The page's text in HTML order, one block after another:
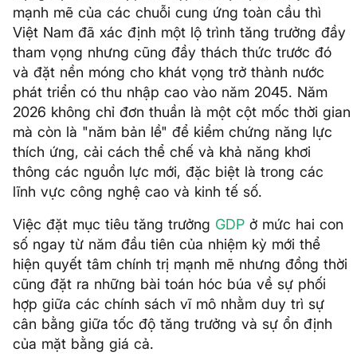
mạnh mẽ của các chuỗi cung ứng toàn cầu thì
Việt Nam đã xác định một lộ trình tăng trưởng đầy
tham vọng nhưng cũng đầy thách thức trước đó
và đặt nền móng cho khát vọng trở thành nước
phát triển có thu nhập cao vào năm 2045. Năm
2026 không chỉ đơn thuần là một cột mốc thời gian
mà còn là "năm bản lề" để kiểm chứng năng lực
thích ứng, cải cách thể chế và khả năng khơi
thông các nguồn lực mới, đặc biệt là trong các
lĩnh vực công nghệ cao và kinh tế số.
Việc đặt mục tiêu tăng trưởng GDP ở mức hai con
số ngay từ năm đầu tiên của nhiệm kỳ mới thể
hiện quyết tâm chính trị mạnh mẽ nhưng đồng thời
cũng đặt ra những bài toán hóc búa về sự phối
hợp giữa các chính sách vĩ mô nhằm duy trì sự
cân bằng giữa tốc độ tăng trưởng và sự ổn định
của mặt bằng giá cả.